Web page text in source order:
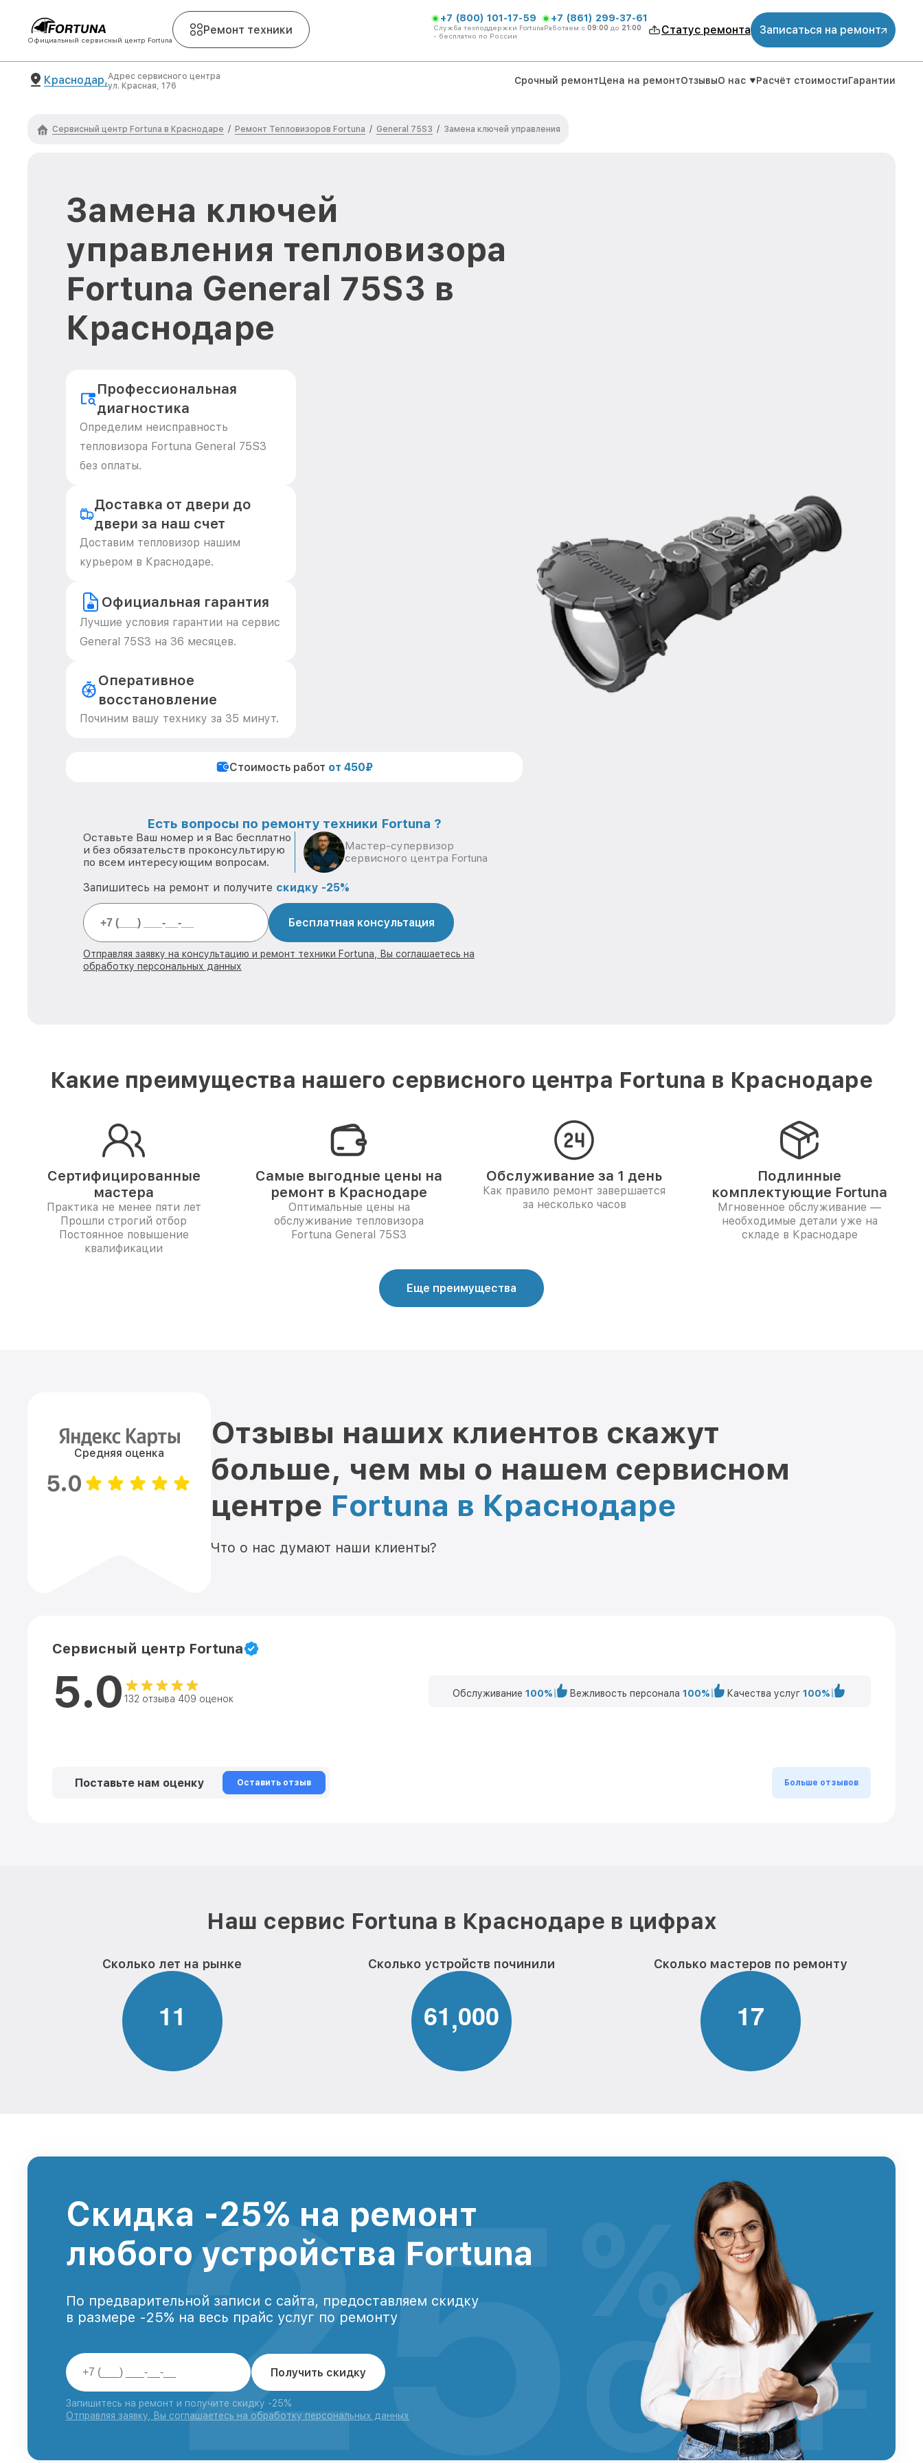
Официальный сервисный центр Fortuna
Ремонт техники
+7 (800) 101-17-59
Служба техподдержки Fortuna
- бесплатно по России
+7 (861) 299-37-61
Работаем с 09:00 до 21:00 Статус ремонта Записаться на ремонт
Краснодар,Адрес сервисного центра
ул. Красная, 176
Срочный ремонтЦена на ремонтОтзывыО нас Расчёт стоимостиГарантии
Сервисный центр Fortuna в Краснодаре / Ремонт Тепловизоров Fortuna / General 75S3 / Замена ключей управления
Замена ключей
управления тепловизора
Fortuna General 75S3 в
Краснодаре
Профессиональная
диагностика
Определим неисправность
тепловизора Fortuna General 75S3
без оплаты.
Доставка от двери до
двери за наш счет
Доставим тепловизор нашим
курьером в Краснодаре.
Официальная гарантия
Лучшие условия гарантии на сервис
General 75S3 на 36 месяцев.
Оперативное
восстановление
Починим вашу технику за 35 минут.
Стоимость работ от 450₽
Есть вопросы по ремонту техники Fortuna ?
Оставьте Ваш номер и я Вас бесплатно
и без обязательств проконсультирую
по всем интересующим вопросам.
Мастер-супервизор
сервисного центра Fortuna
Запишитесь на ремонт и получите скидку -25%
Бесплатная консультация
Отправляя заявку на консультацию и ремонт техники Fortuna, Вы соглашаетесь на
обработку персональных данных
Какие преимущества нашего сервисного центра Fortuna в Краснодаре
Сертифицированные
мастера
Практика не менее пяти лет
Прошли строгий отбор
Постоянное повышение
квалификации
Самые выгодные цены на
ремонт в Краснодаре
Оптимальные цены на
обслуживание тепловизора
Fortuna General 75S3
Обслуживание за 1 день
Как правило ремонт завершается
за несколько часов
Подлинные
комплектующие Fortuna
Мгновенное обслуживание —
необходимые детали уже на
складе в Краснодаре
Еще преимущества
Средняя оценка
5.0
Отзывы наших клиентов скажут
больше, чем мы о нашем сервисном
центре Fortuna в Краснодаре
Что о нас думают наши клиенты?
Сервисный центр Fortuna
5.0 132 отзыва 409 оценок Обслуживание 100% Вежливость персонала 100% Качества услуг 100%
Поставьте нам оценку Оставить отзыв Больше отзывов
Наш сервис Fortuna в Краснодаре в цифрах
Сколько лет на рынке
11
Сколько устройств починили
61,000
Сколько мастеров по ремонту
17
Скидка -25% на ремонт
любого устройства Fortuna
По предварительной записи с сайта, предоставляем скидку
в размере -25% на весь прайс услуг по ремонту
Получить скидку
Запишитесь на ремонт и получите скидку -25%
Отправляя заявку, Вы соглашаетесь на обработку персональных данных
25 %
OFF